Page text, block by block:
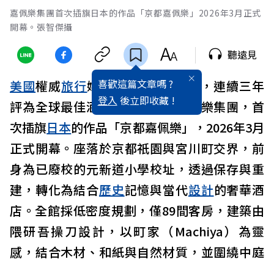
嘉佩樂集團首次插旗日本的作品「京都嘉佩樂」2026年3月正式
開幕。張智傑攝
喜歡這篇文章嗎 ?
登入 後立即收藏 !
聽遠見
美國權威旅行媒體Travel+Leisure，連續三年
評為全球最佳酒店品牌榜首的嘉佩樂集團，首
次插旗日本的作品「京都嘉佩樂」，2026年3月
正式開幕。座落於京都祇園與宮川町交界，前
身為已廢校的元新道小學校址，透過保存與重
建，轉化為結合歷史記憶與當代設計的奢華酒
店。全館採低密度規劃，僅89間客房，建築由
隈研吾操刀設計，以町家（Machiya）為靈
感，結合木材、和紙與自然材質，並圍繞中庭